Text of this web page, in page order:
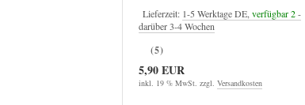
Lieferzeit: 1-5 Werktage DE,verfügbar 2-
darüber 3-4 Wochen
(5)
5,90 EUR
inkl. 19 % MwSt. zzgl. Versandkosten